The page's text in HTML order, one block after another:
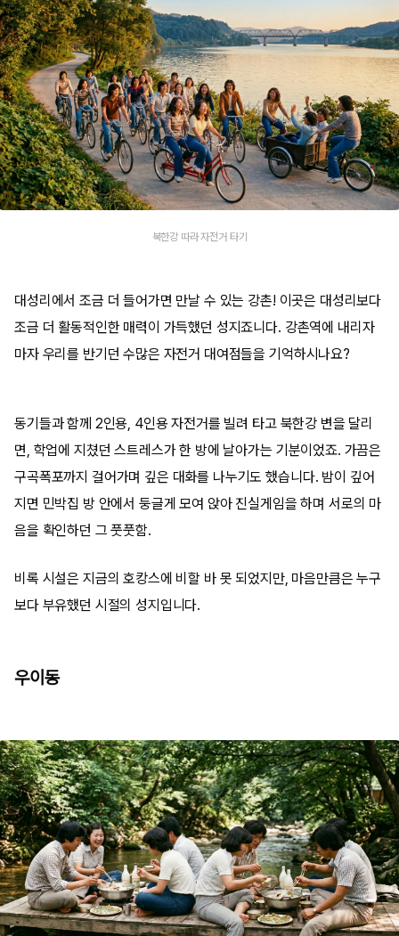
북한강 따라 자전거 타기
대성리에서 조금 더 들어가면 만날 수 있는 강촌! 이곳은 대성리보다
조금 더 활동적인한 매력이 가득했던 성지죠니다. 강촌역에 내리자
마자 우리를 반기던 수많은 자전거 대여점들을 기억하시나요?
동기들과 함께 2인용, 4인용 자전거를 빌려 타고 북한강 변을 달리
면, 학업에 지쳤던 스트레스가 한 방에 날아가는 기분이었죠. 가끔은
구곡폭포까지 걸어가며 깊은 대화를 나누기도 했습니다. 밤이 깊어
지면 민박집 방 안에서 둥글게 모여 앉아 진실게임을 하며 서로의 마
음을 확인하던 그 풋풋함.
비록 시설은 지금의 호캉스에 비할 바 못 되었지만, 마음만큼은 누구
보다 부유했던 시절의 성지입니다.
우이동